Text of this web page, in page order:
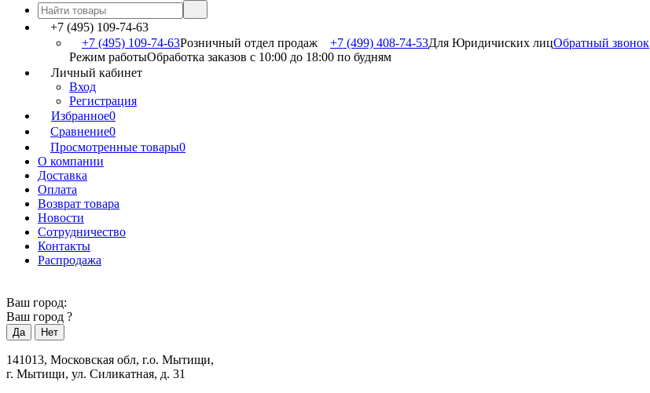
+7 (495) 109-74-63
+7 (495) 109-74-63Розничный отдел продаж +7 (499) 408-74-53Для Юридичиских лицОбратный звонок
Режим работыОбработка заказов с 10:00 до 18:00 по будням
Личный кабинет
Вход
Регистрация
Избранное0
Сравнение0
Просмотренные товары0
О компании
Доставка
Оплата
Возврат товара
Новости
Сотрудничество
Контакты
Распродажа
Ваш город:
Ваш город ?
141013, Московская обл, г.о. Мытищи,
г. Мытищи, ул. Силикатная, д. 31